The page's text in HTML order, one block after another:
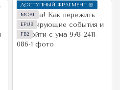
ДОСТУПНЫЙ ФРАГМЕНТ 📖
MOBI
EPUB
FB2